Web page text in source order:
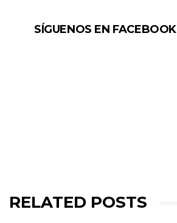
SÍGUENOS EN FACEBOOK
RELATED POSTS